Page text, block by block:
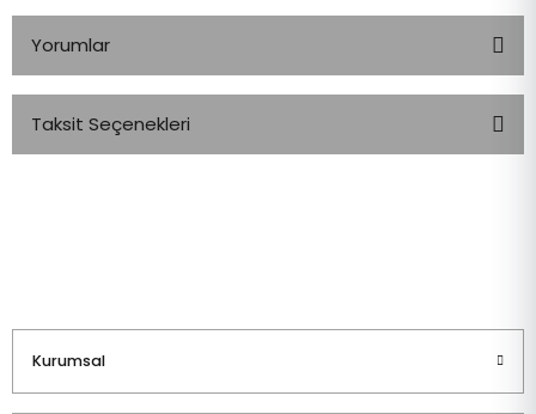
Yorumlar
Taksit Seçenekleri
Kurumsal